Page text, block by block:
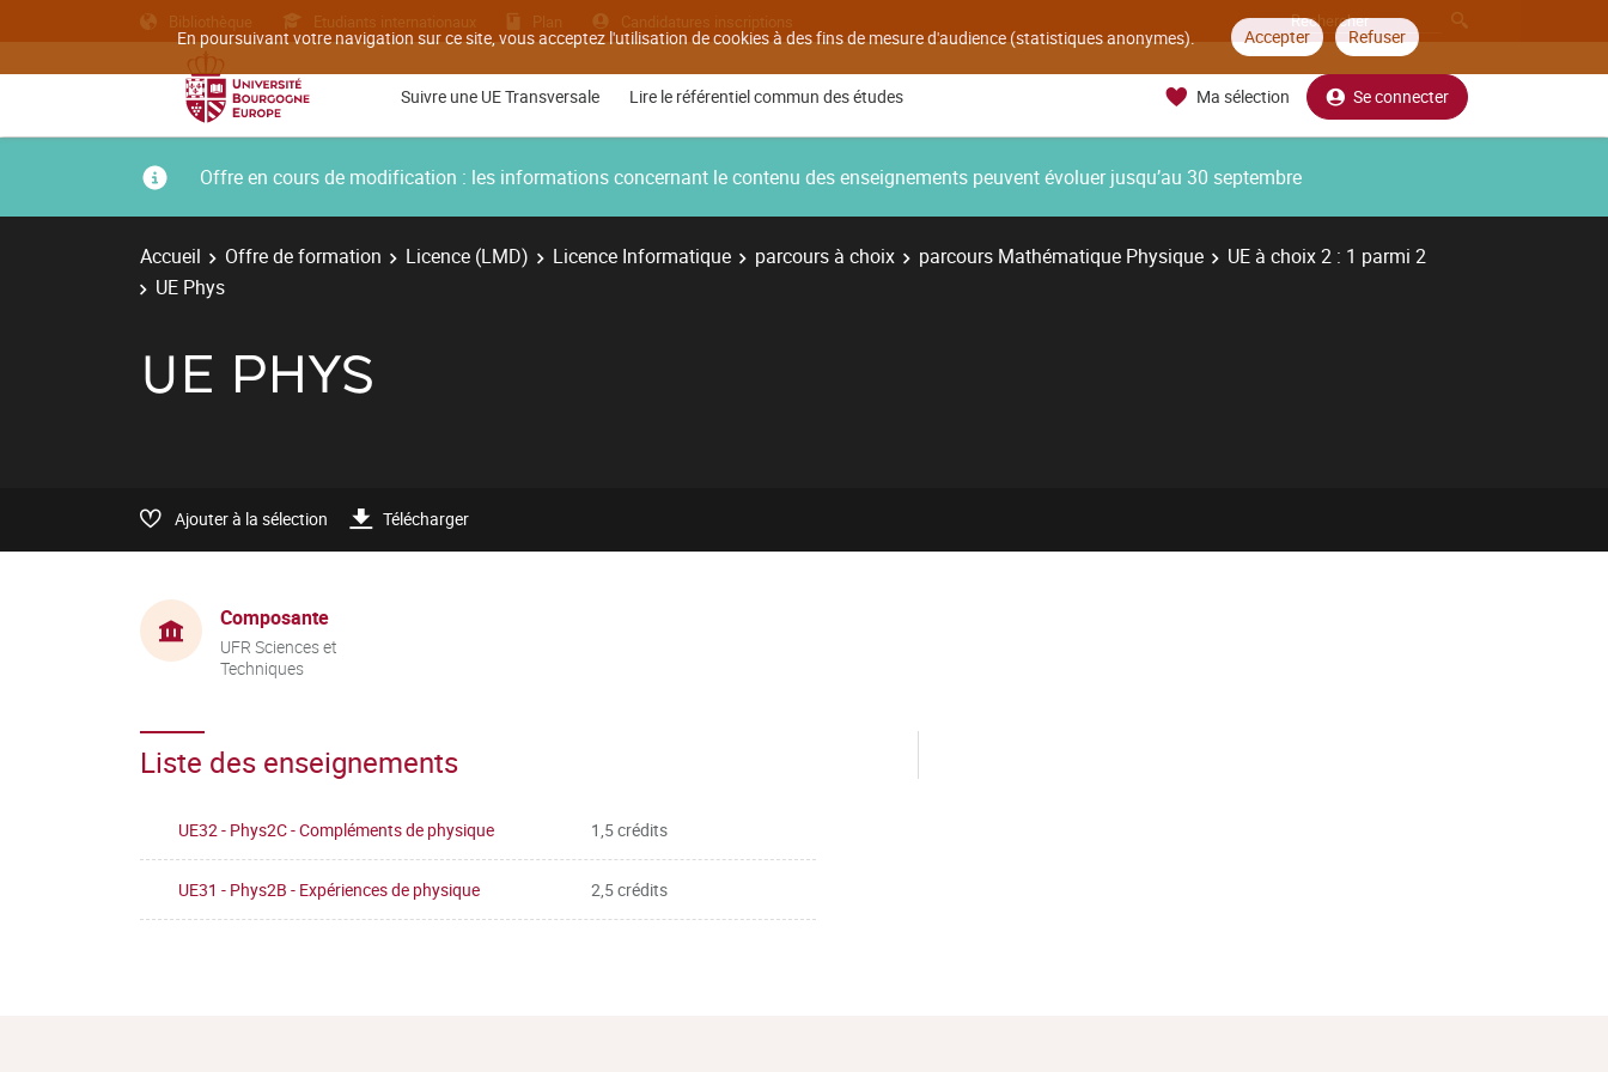
En poursuivant votre navigation sur ce site, vous acceptez l'utilisation de cookies à des fins de mesure d'audience (statistiques anonymes). Accepter Refuser
Bibliothèque Etudiants internationaux Plan Candidatures inscriptions
Suivre une UE Transversale Lire le référentiel commun des études Ma sélection Se connecter
Offre en cours de modification : les informations concernant le contenu des enseignements peuvent évoluer jusqu’au 30 septembre
Accueil Offre de formation Licence (LMD) Licence Informatique parcours à choix parcours Mathématique Physique
UE à choix 2 : 1 parmi 2
UE Phys
UE PHYS
Ajouter à la sélection Télécharger
Composante
UFR Sciences et
Techniques
Liste des enseignements
UE32 - Phys2C - Compléments de physique 1,5 crédits
UE31 - Phys2B - Expériences de physique 2,5 crédits